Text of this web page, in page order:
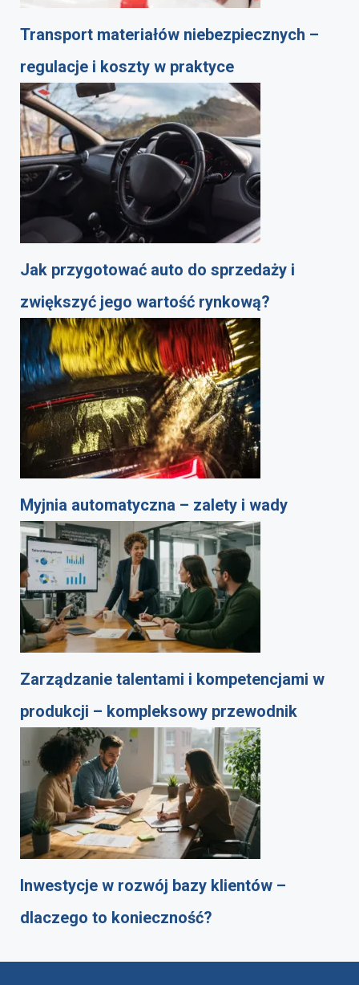
Transport materiałów niebezpiecznych –
regulacje i koszty w praktyce
Jak przygotować auto do sprzedaży i
zwiększyć jego wartość rynkową?
Myjnia automatyczna – zalety i wady
Zarządzanie talentami i kompetencjami w
produkcji – kompleksowy przewodnik
Inwestycje w rozwój bazy klientów –
dlaczego to konieczność?